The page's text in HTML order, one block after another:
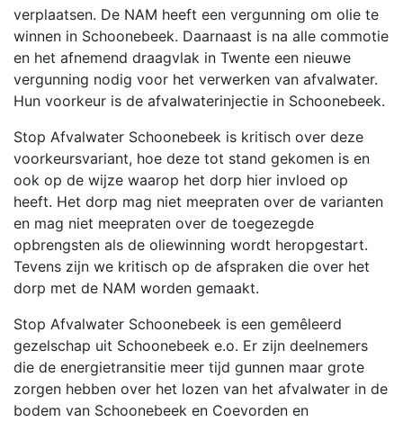
verplaatsen. De NAM heeft een vergunning om olie te
winnen in Schoonebeek. Daarnaast is na alle commotie
en het afnemend draagvlak in Twente een nieuwe
vergunning nodig voor het verwerken van afvalwater.
Hun voorkeur is de afvalwaterinjectie in Schoonebeek.
Stop Afvalwater Schoonebeek is kritisch over deze
voorkeursvariant, hoe deze tot stand gekomen is en
ook op de wijze waarop het dorp hier invloed op
heeft. Het dorp mag niet meepraten over de varianten
en mag niet meepraten over de toegezegde
opbrengsten als de oliewinning wordt heropgestart.
Tevens zijn we kritisch op de afspraken die over het
dorp met de NAM worden gemaakt.
Stop Afvalwater Schoonebeek is een gemêleerd
gezelschap uit Schoonebeek e.o. Er zijn deelnemers
die de energietransitie meer tijd gunnen maar grote
zorgen hebben over het lozen van het afvalwater in de
bodem van Schoonebeek en Coevorden en